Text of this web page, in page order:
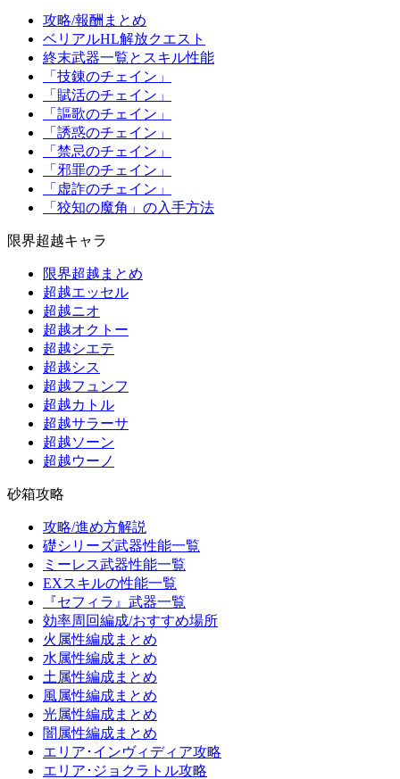
攻略/報酬まとめ
ベリアルHL解放クエスト
終末武器一覧とスキル性能
「技錬のチェイン」
「賦活のチェイン」
「謳歌のチェイン」
「誘惑のチェイン」
「禁忌のチェイン」
「邪罪のチェイン」
「虚詐のチェイン」
「狡知の魔角」の入手方法
限界超越キャラ
限界超越まとめ
超越エッセル
超越ニオ
超越オクトー
超越シエテ
超越シス
超越フュンフ
超越カトル
超越サラーサ
超越ソーン
超越ウーノ
砂箱攻略
攻略/進め方解説
礎シリーズ武器性能一覧
ミーレス武器性能一覧
EXスキルの性能一覧
『セフィラ』武器一覧
効率周回編成/おすすめ場所
火属性編成まとめ
水属性編成まとめ
土属性編成まとめ
風属性編成まとめ
光属性編成まとめ
闇属性編成まとめ
エリア･インヴィディア攻略
エリア･ジョクラトル攻略